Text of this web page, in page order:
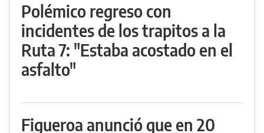
Polémico regreso con
incidentes de los trapitos a la
Ruta 7: "Estaba acostado en el
asfalto"
Figueroa anunció que en 20